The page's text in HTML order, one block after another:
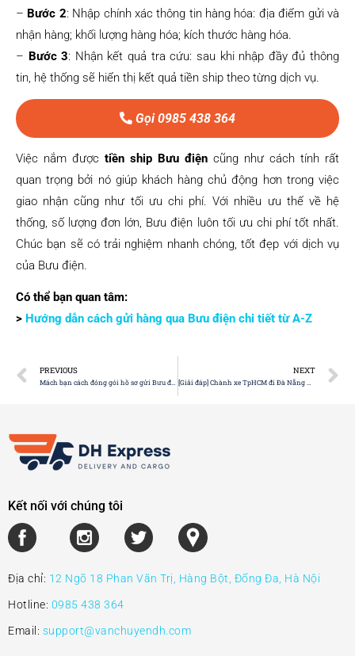
– Bước 2: Nhập chính xác thông tin hàng hóa: địa điểm gửi và
nhận hàng; khối lượng hàng hóa; kích thước hàng hóa.
– Bước 3: Nhận kết quả tra cứu: sau khi nhập đầy đủ thông
tin, hệ thống sẽ hiển thị kết quả tiền ship theo từng dịch vụ.
Gọi 0985 438 364
Việc nắm được tiền ship Bưu điện cũng như cách tính rất
quan trọng bởi nó giúp khách hàng chủ động hơn trong việc
giao nhận cũng như tối ưu chi phí. Với nhiều ưu thế về hệ
thống, số lượng đơn lớn, Bưu điện luôn tối ưu chi phí tốt nhất.
Chúc bạn sẽ có trải nghiệm nhanh chóng, tốt đẹp với dịch vụ
của Bưu điện.
Có thể bạn quan tâm:
> Hướng dẫn cách gửi hàng qua Bưu điện chi tiết từ A-Z
PREVIOUS NEXT
Kết nối với chúng tôi
Địa chỉ: 12 Ngõ 18 Phan Văn Trị, Hàng Bột, Đống Đa, Hà Nội
Hotline: 0985 438 364
Email: support@vanchuyendh.com